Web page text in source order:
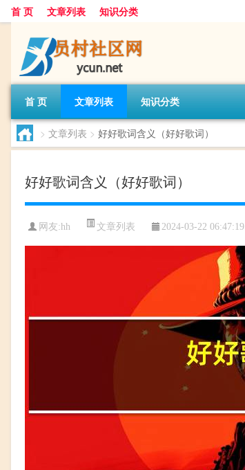
首 页 文章列表 知识分类
首 页 文章列表 知识分类
> 文章列表 > 好好歌词含义（好好歌词）
好好歌词含义（好好歌词）
网友:hh 文章列表 2024-03-22 06:47:19